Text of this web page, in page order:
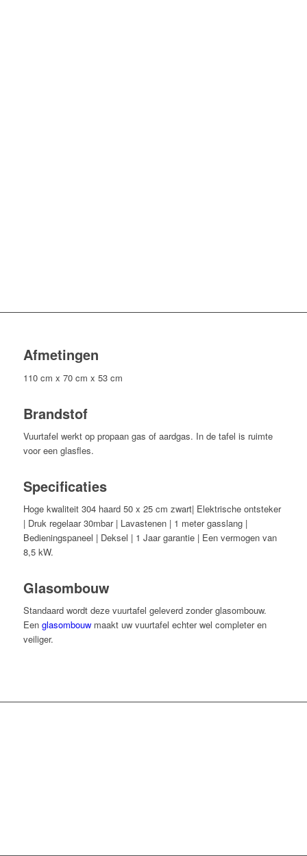
Afmetingen
110 cm x 70 cm x 53 cm
Brandstof
Vuurtafel werkt op propaan gas of aardgas. In de tafel is ruimte
voor een glasfles.
Specificaties
Hoge kwaliteit 304 haard 50 x 25 cm zwart| Elektrische ontsteker
| Druk regelaar 30mbar | Lavastenen | 1 meter gasslang |
Bedieningspaneel | Deksel | 1 Jaar garantie | Een vermogen van
8,5 kW.
Glasombouw
Standaard wordt deze vuurtafel geleverd zonder glasombouw.
Een glasombouwmaakt uw vuurtafel echter wel completer en
veiliger.